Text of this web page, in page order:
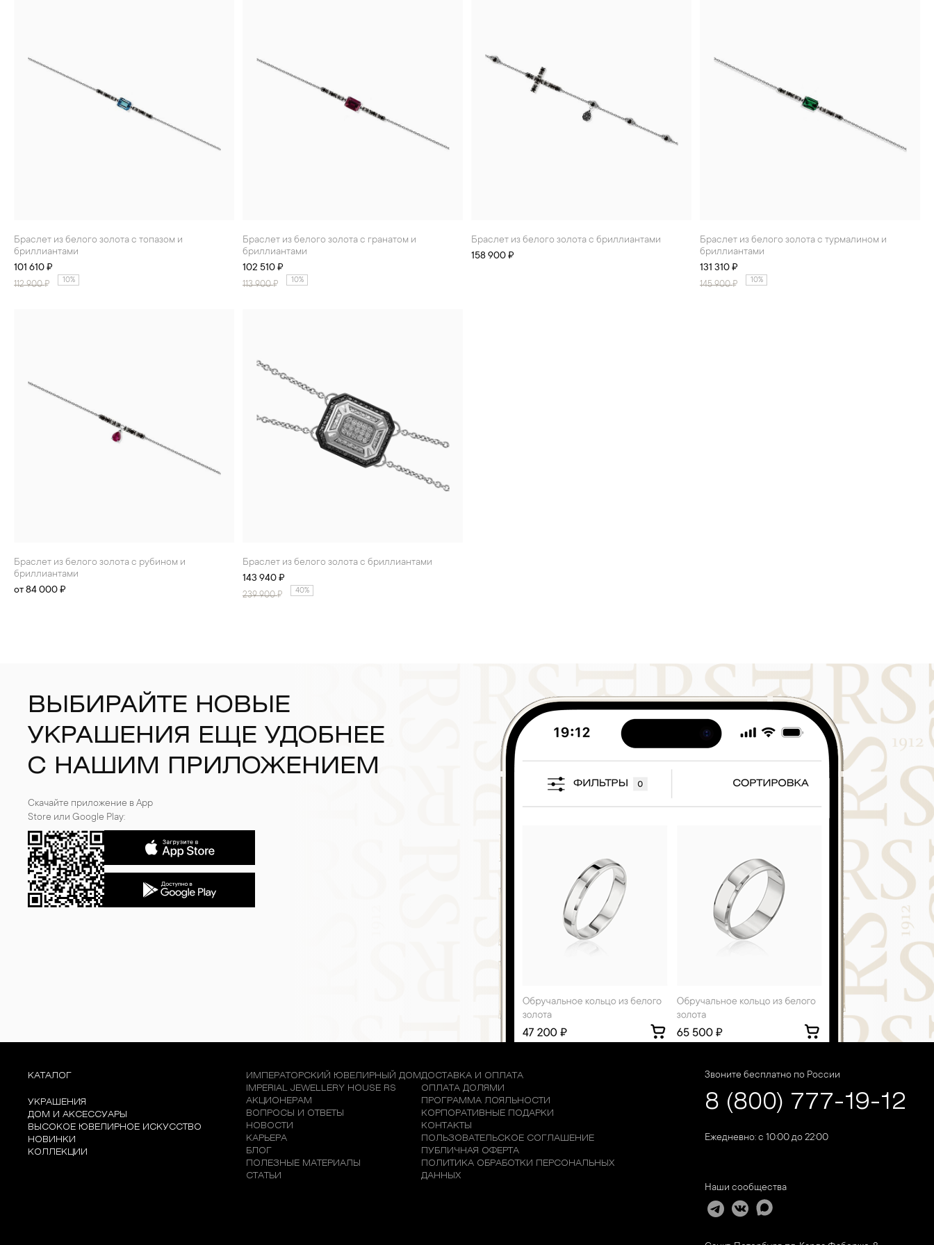
МУЖЧИНАМ
ХРУСТАЛЬ И ФАРФОР
Браслет из белого золота с топазом и
бриллиантами
101 610 ₽
112 900₽ 10%
Браслет из белого золота с гранатом и
бриллиантами
102 510 ₽
113 900₽ 10%
Браслет из белого золота с бриллиантами
158 900 ₽
Браслет из белого золота с турмалином и
бриллиантами
131 310 ₽
145 900₽ 10%
Браслет из белого золота с рубином и
бриллиантами
от 84 000 ₽
Браслет из белого золота с бриллиантами
143 940 ₽
239 900₽ 40%
ВЫБИРАЙТЕ НОВЫЕ
УКРАШЕНИЯ ЕЩЕ УДОБНЕЕ
С НАШИМ ПРИЛОЖЕНИЕМ
Скачайте приложение в App
Store или Google Play:
КАТАЛОГ
УКРАШЕНИЯ
ДОМ И АКСЕССУАРЫ
ВЫСОКОЕ ЮВЕЛИРНОЕ ИСКУССТВО
НОВИНКИ
КОЛЛЕКЦИИ
ИМПЕРАТОРСКИЙ ЮВЕЛИРНЫЙ ДОМ
IMPERIAL JEWELLERY HOUSE RS
АКЦИОНЕРАМ
ВОПРОСЫ И ОТВЕТЫ
НОВОСТИ
КАРЬЕРА
БЛОГ
ПОЛЕЗНЫЕ МАТЕРИАЛЫ
СТАТЬИ
ДОСТАВКА И ОПЛАТА
ОПЛАТА ДОЛЯМИ
ПРОГРАММА ЛОЯЛЬНОСТИ
КОРПОРАТИВНЫЕ ПОДАРКИ
КОНТАКТЫ
ПОЛЬЗОВАТЕЛЬСКОЕ СОГЛАШЕНИЕ
ПУБЛИЧНАЯ ОФЕРТА
ПОЛИТИКА ОБРАБОТКИ ПЕРСОНАЛЬНЫХ
ДАННЫХ
Звоните бесплатно по России
8 (800) 777-19-12
Ежедневно: с 10:00 до 22:00
Наши сообщества